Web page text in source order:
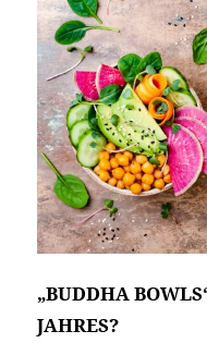
„BUDDHA
JAHRES?